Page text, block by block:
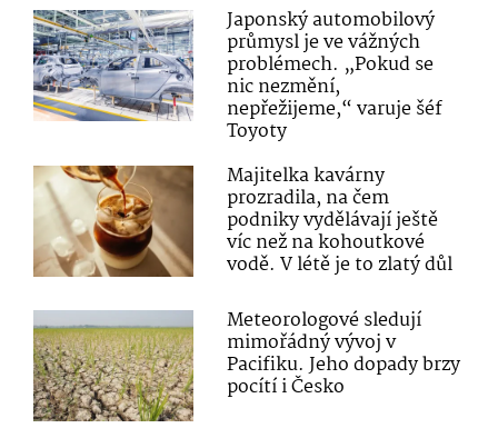
Japonský automobilový
průmysl je ve vážných
problémech. „Pokud se
nic nezmění,
nepřežijeme,“ varuje šéf
Toyoty
Majitelka kavárny
prozradila, na čem
podniky vydělávají ještě
víc než na kohoutkové
vodě. V létě je to zlatý důl
Meteorologové sledují
mimořádný vývoj v
Pacifiku. Jeho dopady brzy
pocítí i Česko